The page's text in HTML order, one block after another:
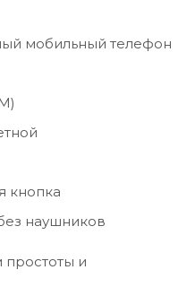
мобильный телефон
кнопка
наушников
и